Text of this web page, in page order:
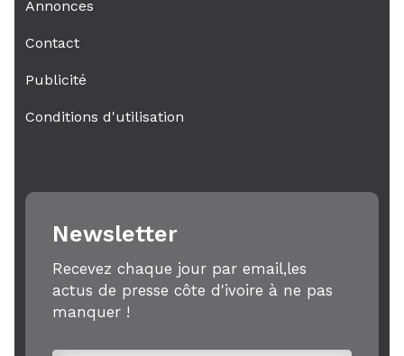
Annonces
Contact
Publicité
Conditions d'utilisation
Newsletter
Recevez chaque jour par email,les
actus de presse côte d'ivoire à ne pas
manquer !